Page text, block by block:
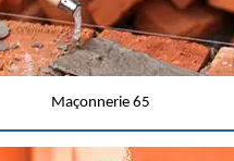
Maçonnerie 65